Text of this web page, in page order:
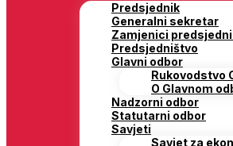
Predsjednik
Generalni sekretar
Zamjenici
Predsjedništvo
Glavni odbor
Rukovodstvo
O Glavnom
Nadzorni odbor
Statutarni odbor
Savjeti
Savjet za